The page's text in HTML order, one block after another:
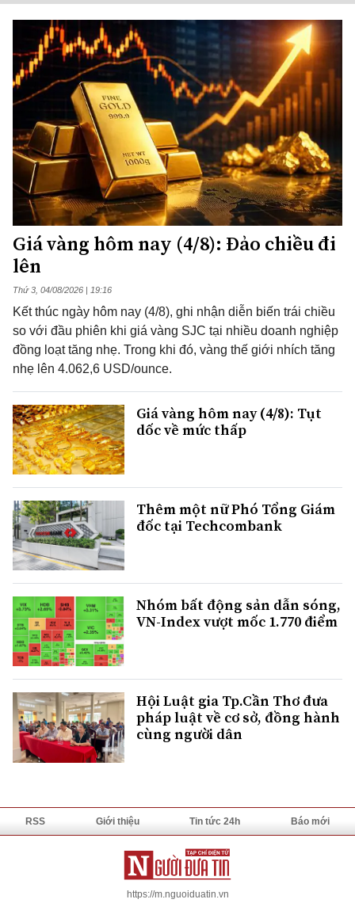
Giá vàng hôm nay (4/8): Đảo chiều đi
lên
Thứ 3, 04/08/2026 | 19:16
Kết thúc ngày hôm nay (4/8), ghi nhận diễn biến trái chiều
so với đầu phiên khi giá vàng SJC tại nhiều doanh nghiệp
đồng loạt tăng nhẹ. Trong khi đó, vàng thế giới nhích tăng
nhẹ lên 4.062,6 USD/ounce.
Giá vàng hôm nay (4/8): Tụt
dốc về mức thấp
Thêm một nữ Phó Tổng Giám
đốc tại Techcombank
Nhóm bất động sản dẫn sóng,
VN-Index vượt mốc 1.770 điểm
Hội Luật gia Tp.Cần Thơ đưa
pháp luật về cơ sở, đồng hành
cùng người dân
RSS Giới thiệu Tin tức 24h Báo mới
https://m.nguoiduatin.vn